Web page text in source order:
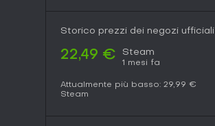
Storico prezzi dei negozi ufficiali
22,49 € Steam
1 mesi fa
Attualmente più basso: 29,99 €
Steam